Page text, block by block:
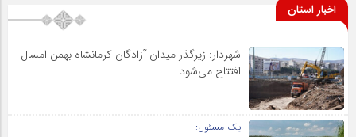
اخبار استان
شهردار: زیرگذر میدان آزادگان کرمانشاه بهمن امسال
افتتاح می‌شود
یک مسئول: